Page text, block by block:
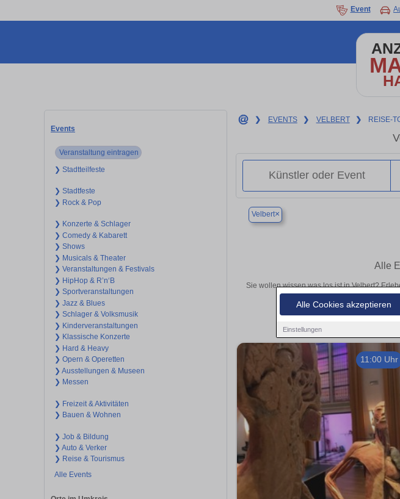
Alle Cookies akzeptieren
Einstellungen
Event
Events
Veranstaltung eintragen
❯ Stadtteilfeste
❯ Stadtfeste
❯ Rock & Pop
❯ Konzerte & Schlager
❯ Comedy & Kabarett
❯ Shows
❯ Musicals & Theater
❯ Veranstaltungen & Festivals
❯ HipHop & R’n‘B
❯ Sportveranstaltungen
❯ Jazz & Blues
❯ Schlager & Volksmusik
❯ Kinderveranstaltungen
❯ Klassische Konzerte
❯ Hard & Heavy
❯ Opern & Operetten
❯ Ausstellungen & Museen
❯ Messen
❯ Freizeit & Aktivitäten
❯ Bauen & Wohnen
❯ Job & Bildung
❯ Auto & Verker
❯ Reise & Tourismus
Alle Events
❯ EVENTS ❯ VELBERT ❯ REISE-
Velbert×
Alle
Sie wollen wissen was los ist in Velbert?
11:00 Uhr